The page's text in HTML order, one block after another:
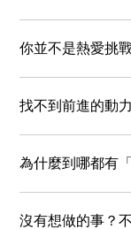
你並不是熱愛挑
找不到前進的動
為什麼到哪都有
沒有想做的事？